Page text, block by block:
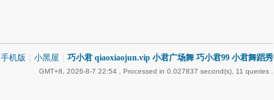
手机版 小黑屋 巧小君 qiaoxiaojun.vip 小君广场舞 巧小君99 小君舞蹈秀
GMT+8, 2026-8-7 22:54 , Processed in 0.027837 second(s), 11 queries .